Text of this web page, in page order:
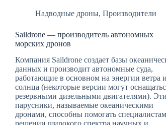
Надводные дроны, Производители
Saildrone — производитель автономных
морских дронов
Компания Saildrone создает базы
данных и производит автономные суда,
работающие в основном на энергии ветра и
солнца (некоторые версии могут
резервными дизельными двигателями). Эти
парусники, называемые океаническими
дронами, способны помогать